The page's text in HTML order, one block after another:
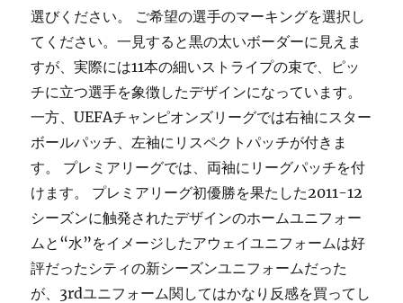
選びください。 ご希望の選手のマーキングを選択し
てください。一見すると黒の太いボーダーに見えま
すが、実際には11本の細いストライプの束で、ピッ
チに立つ選手を象徴したデザインになっています。
一方、UEFAチャンピオンズリーグでは右袖にスター
ボールパッチ、左袖にリスペクトパッチが付きま
す。 プレミアリーグでは、両袖にリーグパッチを付
けます。 プレミアリーグ初優勝を果たした2011-12
シーズンに触発されたデザインのホームユニフォー
ムと“水”をイメージしたアウェイユニフォームは好
評だったシティの新シーズンユニフォームだった
が、3rdユニフォーム関してはかなり反感を買ってし